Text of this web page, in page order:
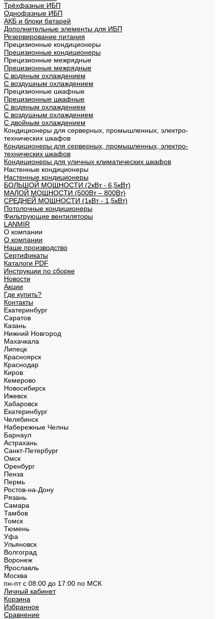
Трёхфазные ИБП
Однофазные ИБП
АКБ и блоки батарей
Дополнительные элементы для ИБП
Резервирование питания
Прецизионные кондиционеры
Прецизионные кондиционеры
Прецизионные межрядные
Прецизионные межрядные
С водяным охлаждением
С воздушным охлаждением
Прецизионные шкафные
Прецизионные шкафные
С водяным охлаждением
С воздушным охлаждением
С двойным охлаждением
Кондиционеры для серверных, промышленных, электро-
технических шкафов
Кондиционеры для серверных, промышленных, электро-
технических шкафов
Кондиционеры для уличных климатических шкафов
Настенные кондиционеры
Настенные кондиционеры
БОЛЬШОЙ МОЩНОСТИ (2кВт - 6,5кВт)
МАЛОЙ МОЩНОСТИ (500Вт – 800Вт)
СРЕДНЕЙ МОЩНОСТИ (1кВт - 1,5кВт)
Потолочные кондиционеры
Фильтрующие вентиляторы
LANMIR
О компании
О компании
Наше производство
Сертификаты
Каталоги PDF
Инструкции по сборке
Новости
Акции
Где купить?
Контакты
Екатеринбург
Саратов
Казань
Нижний Новгород
Махачкала
Липецк
Красноярск
Краснодар
Киров
Кемерово
Новосибирск
Ижевск
Хабаровск
Екатеринбург
Челябинск
Набережные Челны
Барнаул
Астрахань
Санкт-Петербург
Омск
Оренбург
Пенза
Пермь
Ростов-на-Дону
Рязань
Самара
Тамбов
Томск
Тюмень
Уфа
Ульяновск
Волгоград
Воронеж
Ярославль
Москва
пн-пт с 08:00 до 17:00 по МСК
Личный кабинет
Корзина
Избранное
Сравнение